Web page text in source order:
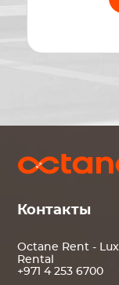
Контакты
Octane Rent -
Rental
+971 4 253 6700